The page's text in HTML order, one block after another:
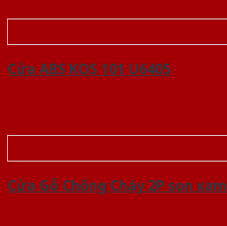
Cửa ABS KOS 101 U6405
Cửa Gỗ Chống Cháy 2P son xam